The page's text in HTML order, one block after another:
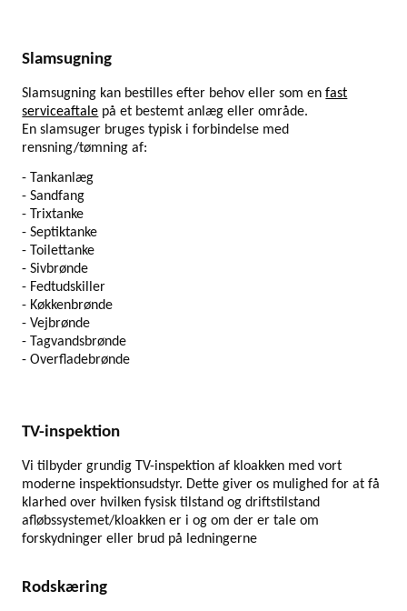
Slamsugning
Slamsugning kan bestilles efter behov eller som enfast
serviceaftale på et bestemt anlæg eller område.
En slamsuger bruges typisk i forbindelse med
rensning/tømning af:
- Tankanlæg
- Sandfang
- Trixtanke
- Septiktanke
- Toilettanke
- Sivbrønde
- Fedtudskiller
- Køkkenbrønde
- Vejbrønde
- Tagvandsbrønde
- Overfladebrønde
TV-inspektion
Vi tilbyder grundig TV-inspektion af kloakken med vort
moderne inspektionsudstyr. Dette giver os mulighed for at få
klarhed over hvilken fysisk tilstand og driftstilstand
afløbssystemet/kloakken er i og om der er tale om
forskydninger eller brud på ledningerne
Rodskæring